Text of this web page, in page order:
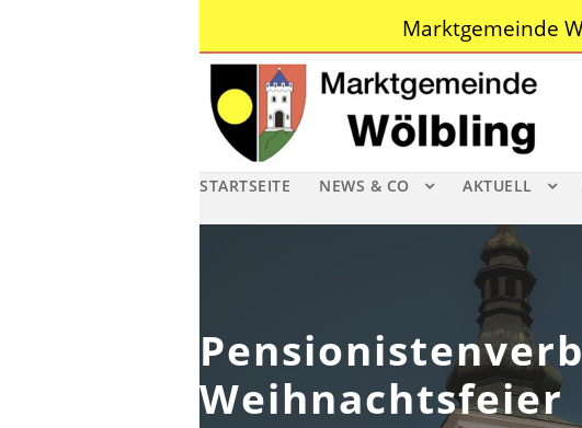
Marktgemeinde
STARTSEITE NEWS & CO AKTUELL
Weihnachtsfeier